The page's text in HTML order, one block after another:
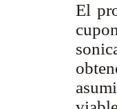
El